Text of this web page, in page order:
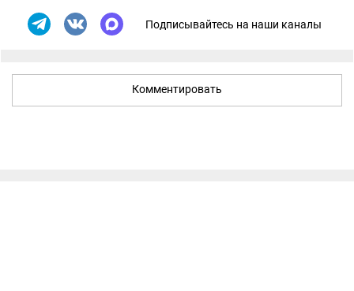
Подписывайтесь на наши каналы
Комментировать